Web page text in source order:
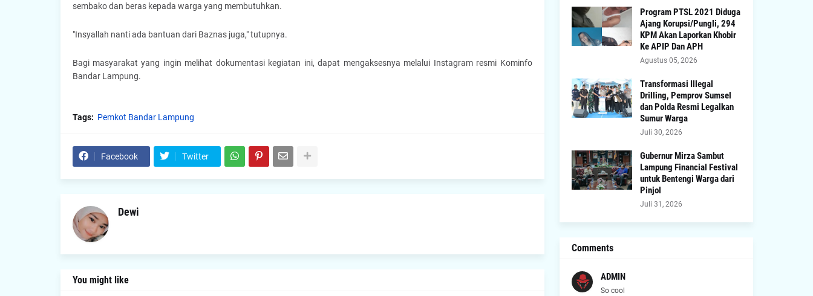
sembako dan beras kepada warga yang membutuhkan.
"Insyallah nanti ada bantuan dari Baznas juga," tutupnya.
Bagi masyarakat yang ingin melihat dokumentasi kegiatan ini, dapat mengaksesnya melalui Instagram resmi Kominfo
Bandar Lampung.
Tags: Pemkot Bandar Lampung
Facebook Twitter
Dewi
You might like
Program PTSL 2021 Diduga
Ajang Korupsi/Pungli, 294
KPM Akan Laporkan Khobir
Ke APIP Dan APH
Agustus 05, 2026
Transformasi Illegal
Drilling, Pemprov Sumsel
dan Polda Resmi Legalkan
Sumur Warga
Juli 30, 2026
Gubernur Mirza Sambut
Lampung Financial Festival
untuk Bentengi Warga dari
Pinjol
Juli 31, 2026
Comments
ADMIN
So cool